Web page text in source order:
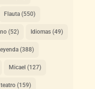
Flauta(550)
(52) Idiomas(49)
(388)
Micael(127)
(159)